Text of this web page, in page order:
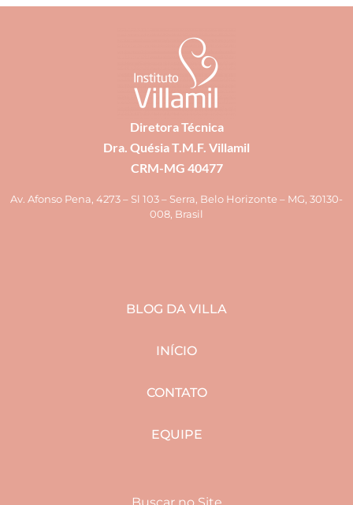
Diretora Técnica
Dra. Quésia T.M.F. Villamil
CRM-MG 40477
Av. Afonso Pena, 4273 – Sl 103 – Serra, Belo Horizonte – MG, 30130-
008, Brasil
BLOG DA VILLA
INÍCIO
CONTATO
EQUIPE